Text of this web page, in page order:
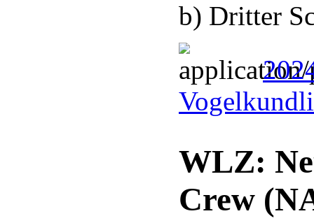
b) Dritter
WLZ:
Crew